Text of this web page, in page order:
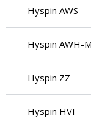
Hyspin AWS
Hyspin AWH-M
Hyspin ZZ
Hyspin HVI